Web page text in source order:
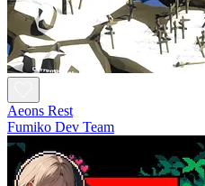
Aeons Rest
Fumiko Dev Team